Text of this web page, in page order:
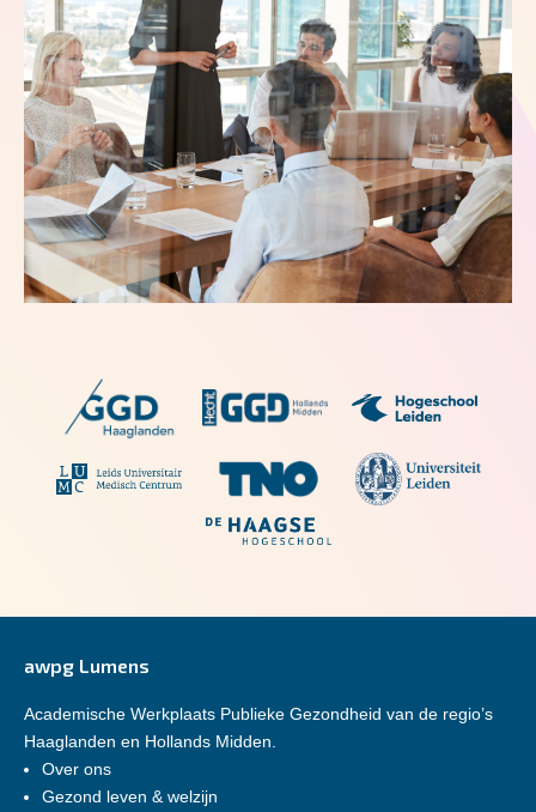
awpg Lumens
Academische Werkplaats Publieke Gezondheid van de regio’s
Haaglanden en Hollands Midden.
Over ons
Gezond leven & welzijn